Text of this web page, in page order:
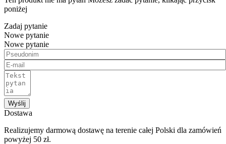
poniżej
Zadaj pytanie
Nowe pytanie
Nowe pytanie
Wyślij
Dostawa
Realizujemy darmową dostawę na terenie całej Polski dla zamówień
powyżej 50 zł.